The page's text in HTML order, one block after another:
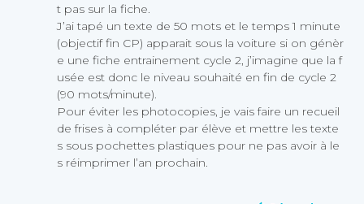
t pas sur la fiche.
J’ai tapé un texte de 50 mots et le temps 1 minute
(objectif fin CP) apparait sous la voiture si on génèr
e une fiche entrainement cycle 2, j’imagine que la f
usée est donc le niveau souhaité en fin de cycle 2
(90 mots/minute).
Pour éviter les photocopies, je vais faire un recueil
de frises à compléter par élève et mettre les texte
s sous pochettes plastiques pour ne pas avoir à le
s réimprimer l’an prochain.